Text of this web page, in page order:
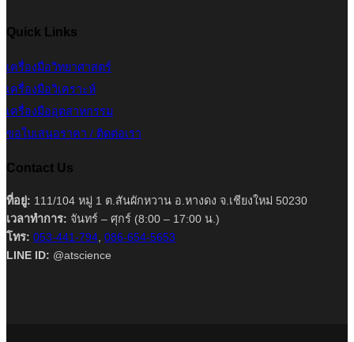
Quick Links
เครื่องมือวิทยาศาสตร์
เครื่องมือวิเคราะห์
เครื่องมืออุตสาหกรรม
ขอใบเสนอราคา / ติดต่อเรา
Contact Us
ที่อยู่: 111/104 หมู่ 1 ต.สันผักหวาน อ.หางดง จ.เชียงใหม่ 50230
เวลาทำการ: จันทร์ – ศุกร์ (8:00 – 17:00 น.)
โทร: 053-441-794, 086-654-5653
LINE ID: @atscience